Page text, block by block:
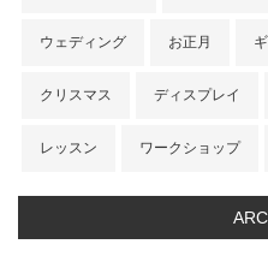
ウェディング お正月
クリスマス ディスプレイ
レッスン ワークショップ